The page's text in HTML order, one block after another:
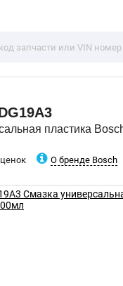
пластика
О бренде Bosch